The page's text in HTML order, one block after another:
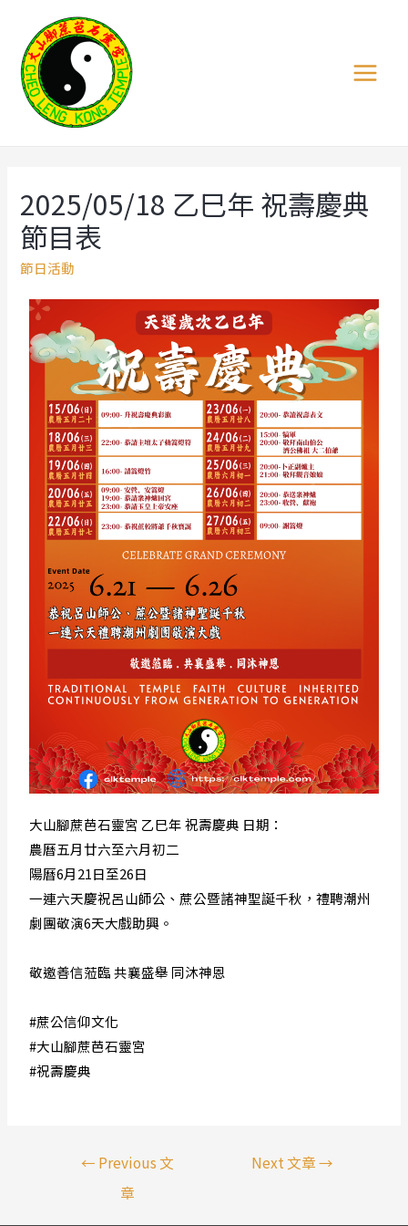
2025/05/18 乙巳年 祝壽慶典
節目表
節日活動
大山腳蔗芭石靈宮 乙巳年 祝壽慶典 日期：
農曆五月廿六至六月初二
陽曆6月21日至26日
一連六天慶祝呂山師公、蔗公暨諸神聖誕千秋，禮聘潮州
劇團敬演6天大戲助興。
敬邀善信蒞臨 共襄盛舉 同沐神恩
#蔗公信仰文化
#大山腳蔗芭石靈宮
#祝壽慶典
← Previous 文
章
Next 文章→